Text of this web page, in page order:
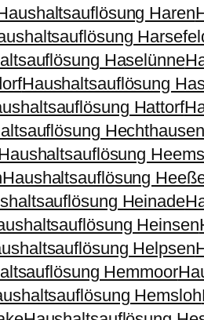
Haren
Haselünne
Haushaltsauflösung
Hattorf
Hechthausen
Haushaltsauflösung
Heinade
Heinsen
Helpsen
Hemmoor
Hemsloh